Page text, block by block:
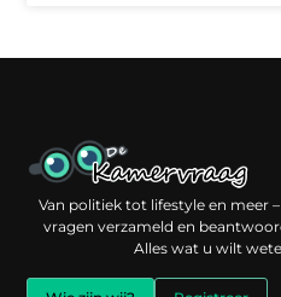
Van politiek tot lifestyle en meer
vragen verzameld en
Alles wat u wilt